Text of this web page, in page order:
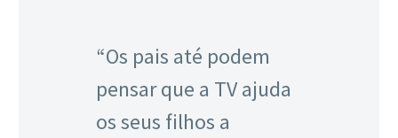
“Os pais até podem
pensar que a TV ajuda
os seus filhos a